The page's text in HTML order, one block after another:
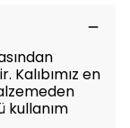
Kalıbımız en
kullanım